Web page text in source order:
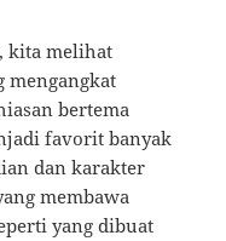
kita melihat
mengangkat
bertema
favorit banyak
dan karakter
membawa
yang dibuat